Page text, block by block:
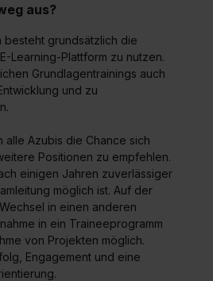
aus?
besteht grundsätzlich die
Learning-Plattform zu nutzen.
Grundlagentrainings auch
und zu
alle Azubis die Chance sich
Positionen zu empfehlen.
einigen Jahren zuverlässiger
möglich ist. Auf der
in einen anderen
in ein Traineeprogramm
von Projekten möglich.
Engagement und eine